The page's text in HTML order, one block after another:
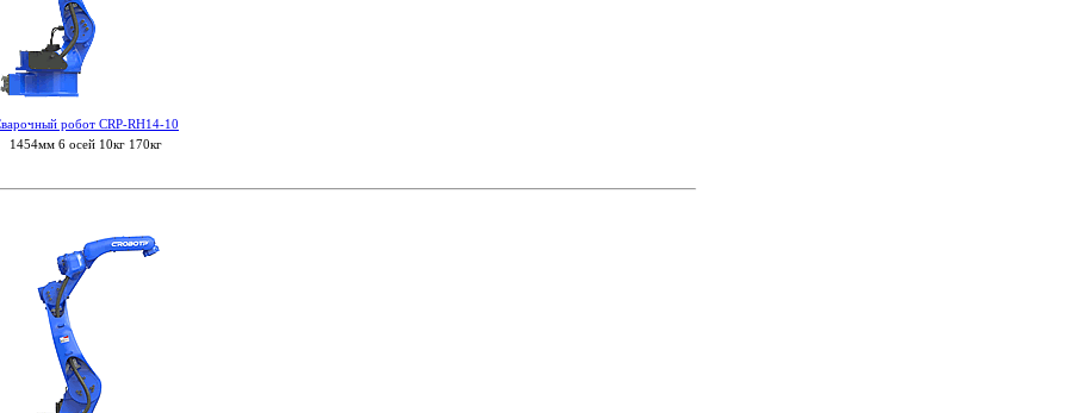
робот CRP-RH14-10
1454мм 6 осей 10кг 170кг